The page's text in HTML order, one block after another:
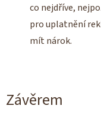
co nejdříve,
pro uplatnění
mít nárok.
Závěrem